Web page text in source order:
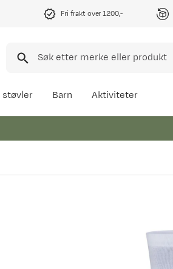
Fri frakt over 1200,-
støvler Barn Aktiviteter